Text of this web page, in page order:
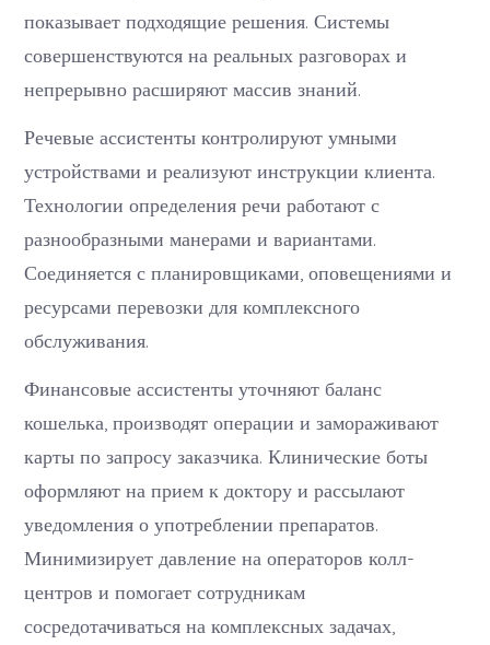
показывает подходящие решения. Системы
совершенствуются на реальных разговорах и
непрерывно расширяют массив знаний.
Речевые ассистенты контролируют умными
устройствами и реализуют инструкции клиента.
Технологии определения речи работают с
разнообразными манерами и вариантами.
Соединяется с планировщиками, оповещениями и
ресурсами перевозки для комплексного
обслуживания.
Финансовые ассистенты уточняют баланс
кошелька, производят операции и замораживают
карты по запросу заказчика. Клинические боты
оформляют на прием к доктору и рассылают
уведомления о употреблении препаратов.
Минимизирует давление на операторов колл-
центров и помогает сотрудникам
сосредотачиваться на комплексных задачах,